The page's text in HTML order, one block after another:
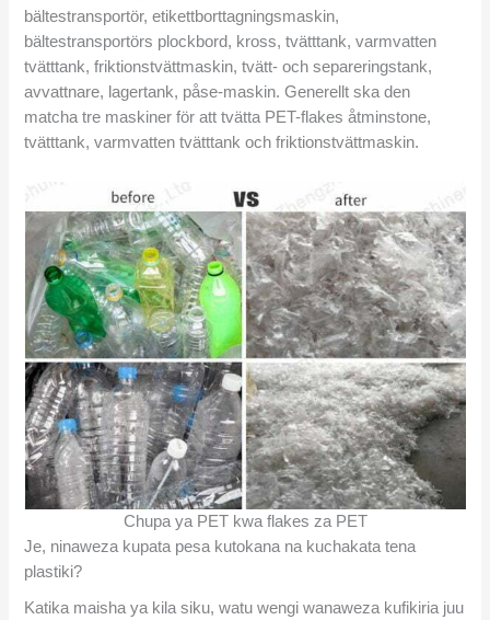
bältestransportör, etikettborttagningsmaskin,
bältestransportörs plockbord, kross, tvätttank, varmvatten
tvätttank, friktionstvättmaskin, tvätt- och separeringstank,
avvattnare, lagertank, påse-maskin. Generellt ska den
matcha tre maskiner för att tvätta PET-flakes åtminstone,
tvätttank, varmvatten tvätttank och friktionstvättmaskin.
Chupa ya PET kwa flakes za PET
Je, ninaweza kupata pesa kutokana na kuchakata tena
plastiki?
Katika maisha ya kila siku, watu wengi wanaweza kufikiria juu